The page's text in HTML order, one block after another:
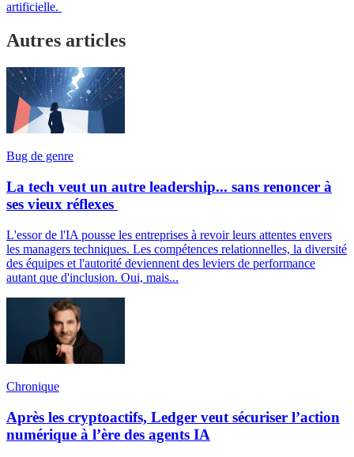
artificielle.
Autres articles
Bug de genre
La tech veut un autre leadership... sans renoncer à
ses vieux réflexes
L'essor de l'IA pousse les entreprises à revoir leurs attentes envers
les managers techniques. Les compétences relationnelles, la diversité
des équipes et l'autorité deviennent des leviers de performance
autant que d'inclusion. Oui, mais...
Chronique
Après les cryptoactifs, Ledger veut sécuriser l’action
numérique à l’ère des agents IA